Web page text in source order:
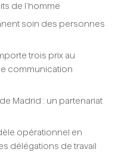
de l’homme
soin des personnes
trois prix au
communication
Madrid : un partenariat
opérationnel en
délégations de travail